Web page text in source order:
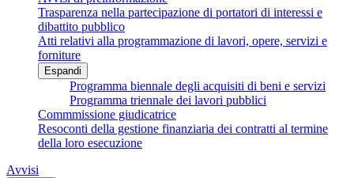
Trasparenza nella partecipazione di portatori di interessi e
dibattito pubblico
Atti relativi alla programmazione di lavori, opere, servizi e
forniture
Espandi
Programma biennale degli acquisiti di beni e servizi
Programma triennale dei lavori pubblici
Commmissione giudicatrice
Resoconti della gestione finanziaria dei contratti al termine
della loro esecuzione
Avvisi